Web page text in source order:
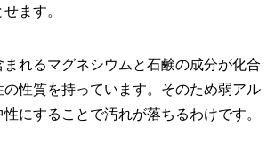
ます。
れるマグネシウムと石鹸の成分が化合
の性質を持っています。そのため弱アル
にすることで汚れが落ちるわけです。